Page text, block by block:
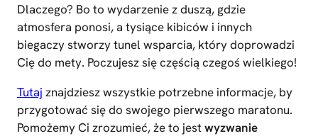
Dlaczego? Bo to wydarzenie z duszą, gdzie
atmosfera ponosi, a tysiące kibiców i innych
biegaczy stworzy tunel wsparcia, który doprowadzi
Cię do mety. Poczujesz się częścią czegoś wielkiego!
Tutaj znajdziesz wszystkie potrzebne informacje, by
przygotować się do swojego pierwszego maratonu.
Pomożemy Ci zrozumieć, że to jestwyzwanie